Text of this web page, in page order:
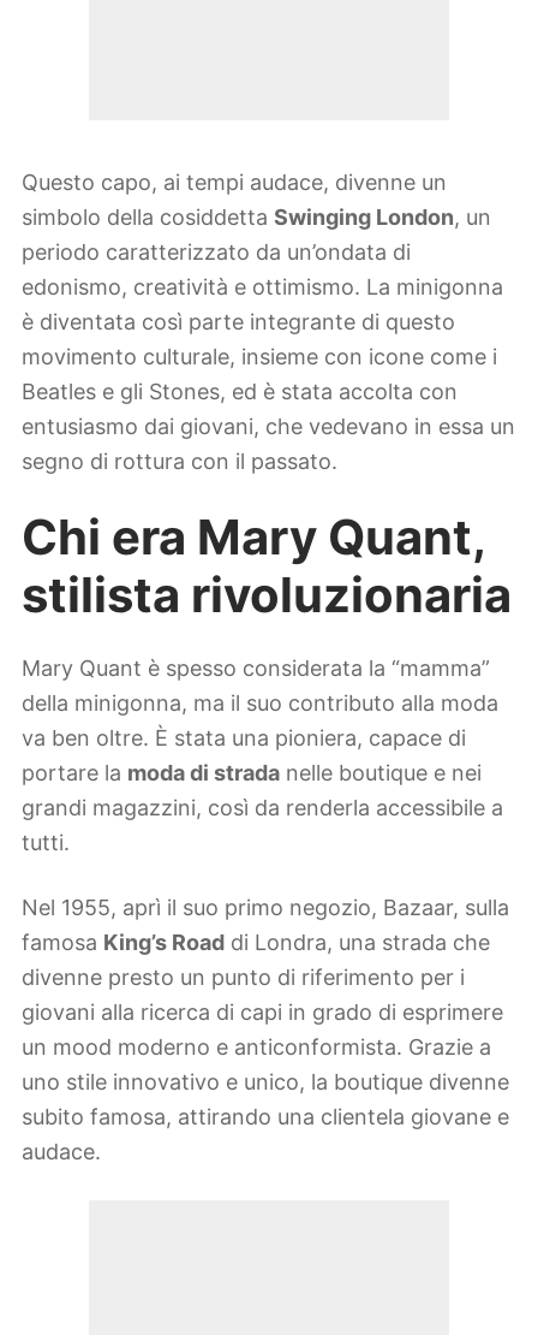
Questo capo, ai tempi audace, divenne un
simbolo della cosiddetta Swinging London, un
periodo caratterizzato da un’ondata di
edonismo, creatività e ottimismo. La minigonna
è diventata così parte integrante di questo
movimento culturale, insieme con icone come i
Beatles e gli Stones, ed è stata accolta con
entusiasmo dai giovani, che vedevano in essa un
segno di rottura con il passato.
Chi era Mary Quant,
stilista rivoluzionaria
Mary Quant è spesso considerata la “mamma”
della minigonna, ma il suo contributo alla moda
va ben oltre. È stata una pioniera, capace di
portare la moda di strada nelle boutique e nei
grandi magazzini, così da renderla accessibile a
tutti.
Nel 1955, aprì il suo primo negozio, Bazaar, sulla
famosa King’s Road di Londra, una strada che
divenne presto un punto di riferimento per i
giovani alla ricerca di capi in grado di esprimere
un mood moderno e anticonformista. Grazie a
uno stile innovativo e unico, la boutique divenne
subito famosa, attirando una clientela giovane e
audace.